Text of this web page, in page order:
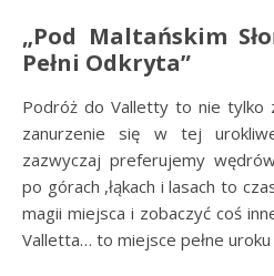
„Pod Maltańskim
Pełni Odkryta”
Podróż do Valletty to nie tylko
zanurzenie się w tej
zazwyczaj preferujemy
po górach ,łąkach i lasach to
magii miejsca i zobaczyć coś
Valletta… to miejsce pełne